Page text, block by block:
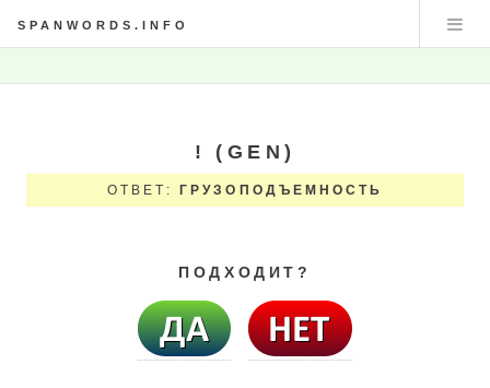
SPANWORDS.INFO
! (GEN)
ОТВЕТ: ГРУЗОПОДЪЕМНОСТЬ
ПОДХОДИТ?